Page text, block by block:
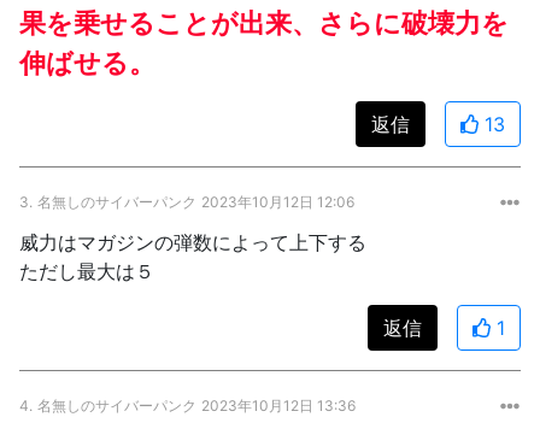
果を乗せることが出来、さらに破壊力を
伸ばせる。
返信 13
3. 名無しのサイバーパンク 2023年10月12日 12:06
威力はマガジンの弾数によって上下する
ただし最大は５
返信 1
4. 名無しのサイバーパンク 2023年10月12日 13:36